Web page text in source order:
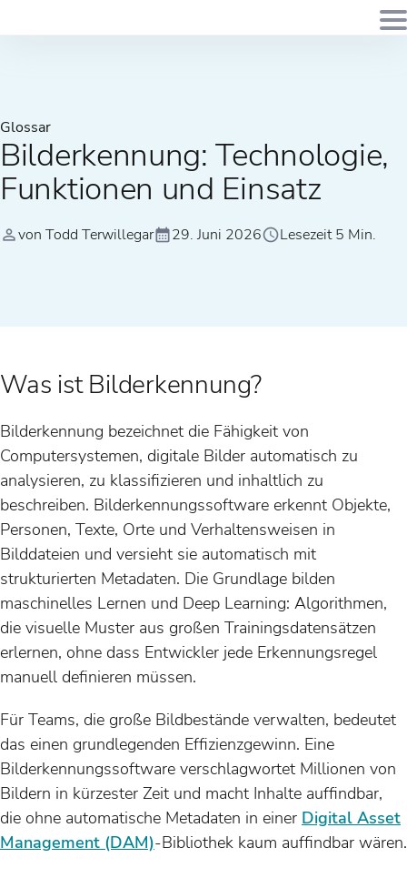
Glossar
Bilderkennung: Technologie,
Funktionen und Einsatz
von Todd Terwillegar 29. Juni 2026 Lesezeit 5 Min.
Was ist Bilderkennung?
Bilderkennung bezeichnet die Fähigkeit von
Computersystemen, digitale Bilder automatisch zu
analysieren, zu klassifizieren und inhaltlich zu
beschreiben. Bilderkennungssoftware erkennt Objekte,
Personen, Texte, Orte und Verhaltensweisen in
Bilddateien und versieht sie automatisch mit
strukturierten Metadaten. Die Grundlage bilden
maschinelles Lernen und Deep Learning: Algorithmen,
die visuelle Muster aus großen Trainingsdatensätzen
erlernen, ohne dass Entwickler jede Erkennungsregel
manuell definieren müssen.
Für Teams, die große Bildbestände verwalten, bedeutet
das einen grundlegenden Effizienzgewinn. Eine
Bilderkennungssoftware verschlagwortet Millionen von
Bildern in kürzester Zeit und macht Inhalte auffindbar,
die ohne automatische Metadaten in einer Digital Asset
Management (DAM)-Bibliothek kaum auffindbar wären.